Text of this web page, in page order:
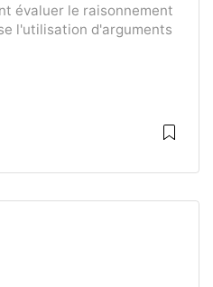
évaluer le raisonnement
l'utilisation d'arguments